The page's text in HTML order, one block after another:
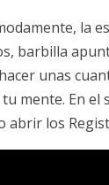
la
barbilla
unas
mente. En el
abrir los